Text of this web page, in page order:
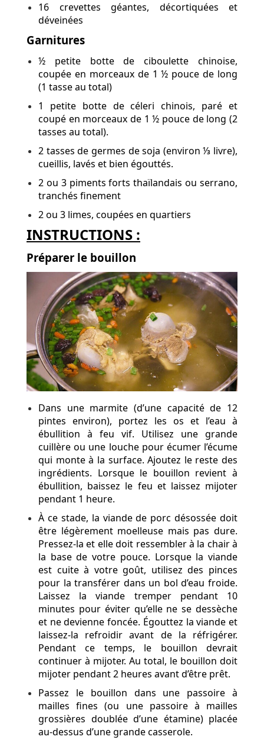
16 crevettes géantes, décortiquées et
déveinées
Garnitures
½ petite botte de ciboulette chinoise,
coupée en morceaux de 1 ½ pouce de long
(1 tasse au total)
1 petite botte de céleri chinois, paré et
coupé en morceaux de 1 ½ pouce de long (2
tasses au total).
2 tasses de germes de soja (environ ⅓ livre),
cueillis, lavés et bien égouttés.
2 ou 3 piments forts thaïlandais ou serrano,
tranchés finement
2 ou 3 limes, coupées en quartiers
INSTRUCTIONS :
Préparer le bouillon
Dans une marmite (d’une capacité de 12
pintes environ), portez les os et l’eau à
ébullition à feu vif. Utilisez une grande
cuillère ou une louche pour écumer l’écume
qui monte à la surface. Ajoutez le reste des
ingrédients. Lorsque le bouillon revient à
ébullition, baissez le feu et laissez mijoter
pendant 1 heure.
À ce stade, la viande de porc désossée doit
être légèrement moelleuse mais pas dure.
Pressez-la et elle doit ressembler à la chair à
la base de votre pouce. Lorsque la viande
est cuite à votre goût, utilisez des pinces
pour la transférer dans un bol d’eau froide.
Laissez la viande tremper pendant 10
minutes pour éviter qu’elle ne se dessèche
et ne devienne foncée. Égouttez la viande et
laissez-la refroidir avant de la réfrigérer.
Pendant ce temps, le bouillon devrait
continuer à mijoter. Au total, le bouillon doit
mijoter pendant 2 heures avant d’être prêt.
Passez le bouillon dans une passoire à
mailles fines (ou une passoire à mailles
grossières doublée d’une étamine) placée
au-dessus d’une grande casserole.